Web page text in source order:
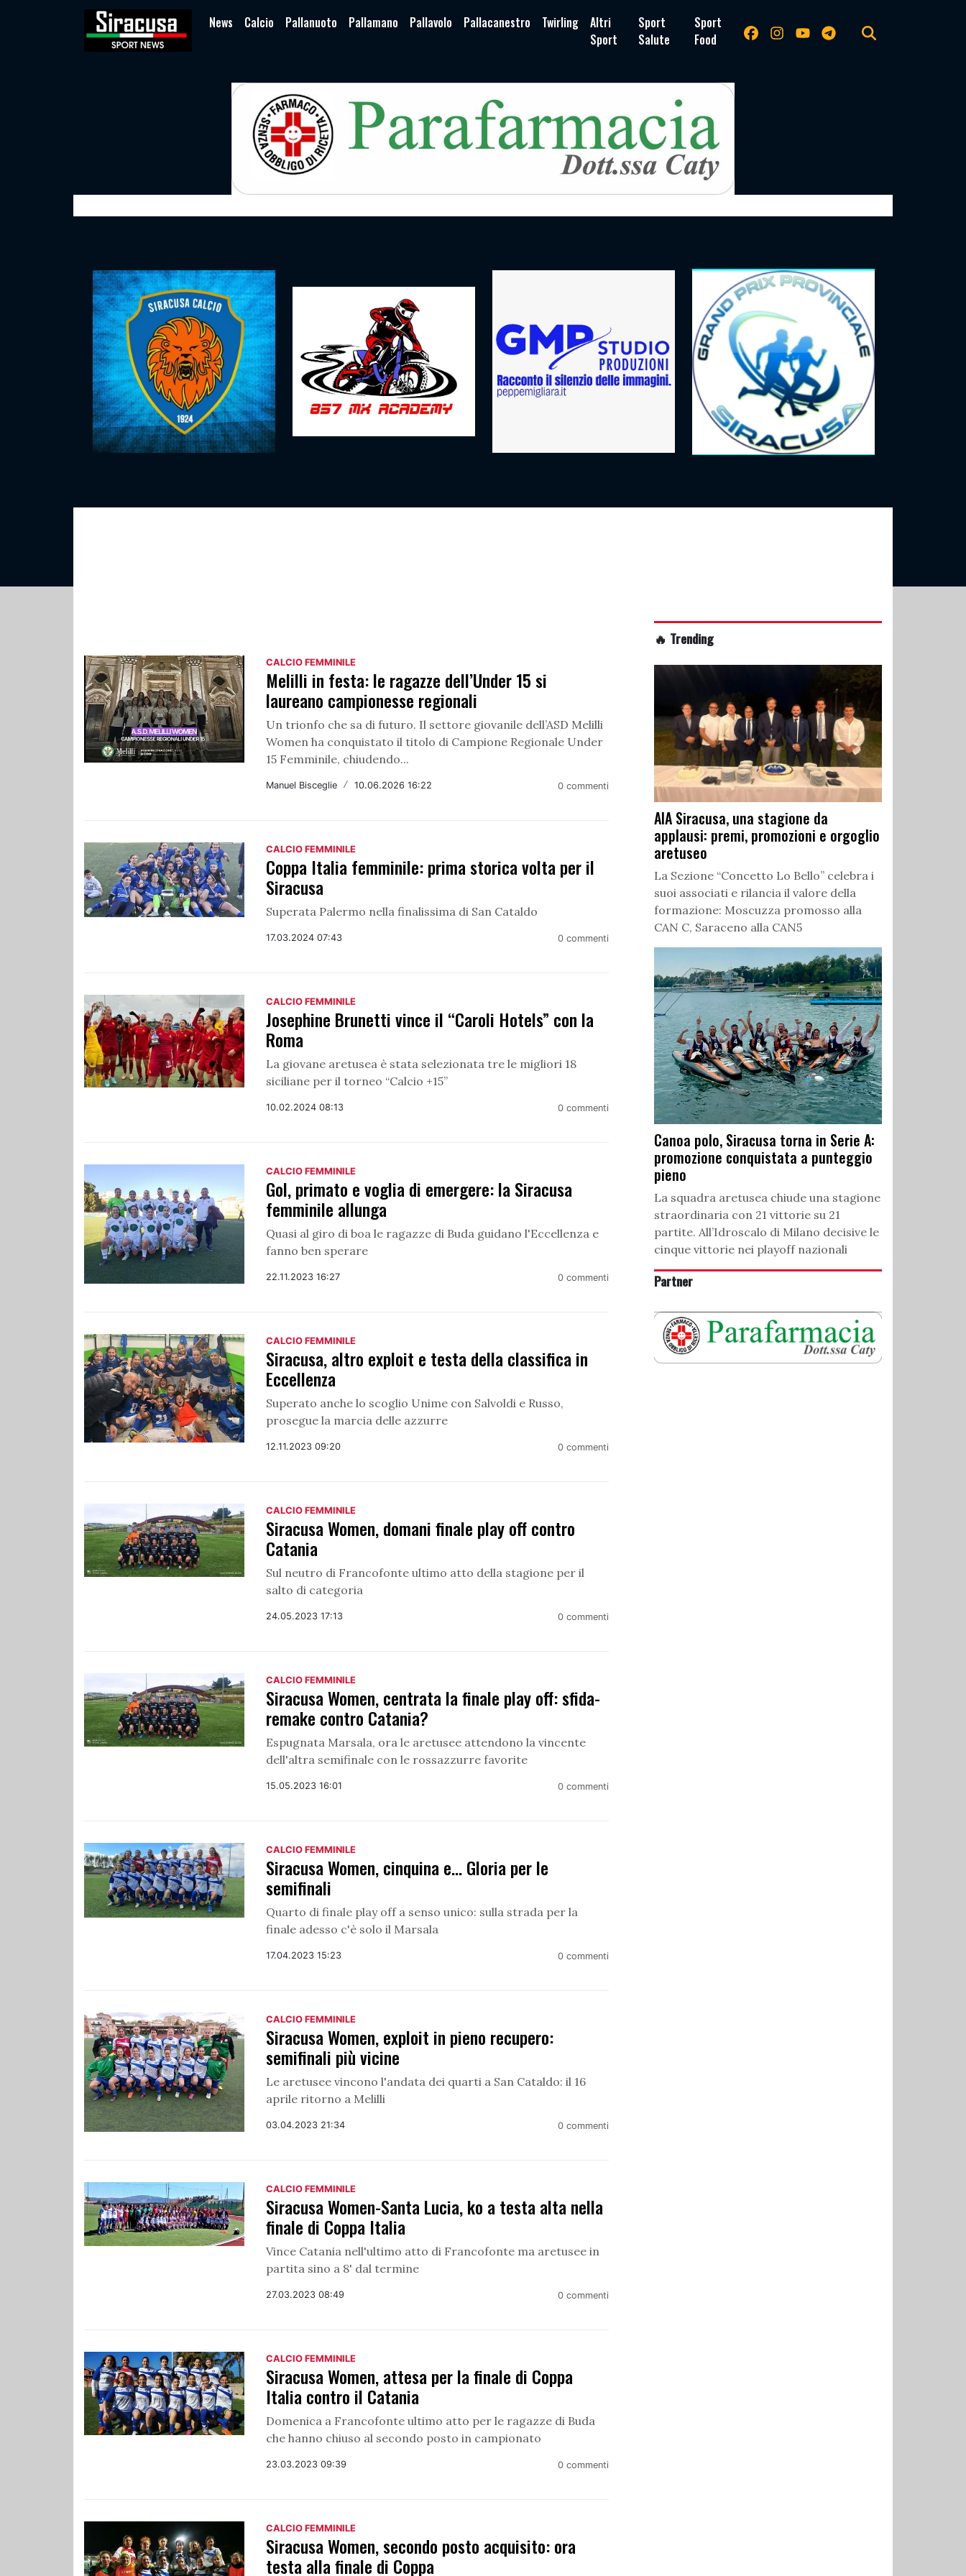
News Calcio Pallanuoto Pallamano Pallavolo Pallacanestro Twirling
Altri
Sport
Sport
Salute
Sport
Food
CALCIO FEMMINILE
Melilli in festa: le ragazze dell’Under 15 si
laureano campionesse regionali
Un trionfo che sa di futuro. Il settore giovanile dell’ASD Melilli
Women ha conquistato il titolo di Campione Regionale Under
15 Femminile, chiudendo...
Manuel Bisceglie / 10.06.2026 16:22 0 commenti
CALCIO FEMMINILE
Coppa Italia femminile: prima storica volta per il
Siracusa
Superata Palermo nella finalissima di San Cataldo
17.03.2024 07:43 0 commenti
CALCIO FEMMINILE
Josephine Brunetti vince il “Caroli Hotels” con la
Roma
La giovane aretusea è stata selezionata tre le migliori 18
siciliane per il torneo “Calcio +15”
10.02.2024 08:13 0 commenti
CALCIO FEMMINILE
Gol, primato e voglia di emergere: la Siracusa
femminile allunga
Quasi al giro di boa le ragazze di Buda guidano l'Eccellenza e
fanno ben sperare
22.11.2023 16:27 0 commenti
CALCIO FEMMINILE
Siracusa, altro exploit e testa della classifica in
Eccellenza
Superato anche lo scoglio Unime con Salvoldi e Russo,
prosegue la marcia delle azzurre
12.11.2023 09:20 0 commenti
CALCIO FEMMINILE
Siracusa Women, domani finale play off contro
Catania
Sul neutro di Francofonte ultimo atto della stagione per il
salto di categoria
24.05.2023 17:13 0 commenti
CALCIO FEMMINILE
Siracusa Women, centrata la finale play off: sfida-
remake contro Catania?
Espugnata Marsala, ora le aretusee attendono la vincente
dell'altra semifinale con le rossazzurre favorite
15.05.2023 16:01 0 commenti
CALCIO FEMMINILE
Siracusa Women, cinquina e... Gloria per le
semifinali
Quarto di finale play off a senso unico: sulla strada per la
finale adesso c'è solo il Marsala
17.04.2023 15:23 0 commenti
CALCIO FEMMINILE
Siracusa Women, exploit in pieno recupero:
semifinali più vicine
Le aretusee vincono l'andata dei quarti a San Cataldo: il 16
aprile ritorno a Melilli
03.04.2023 21:34 0 commenti
CALCIO FEMMINILE
Siracusa Women-Santa Lucia, ko a testa alta nella
finale di Coppa Italia
Vince Catania nell'ultimo atto di Francofonte ma aretusee in
partita sino a 8' dal termine
27.03.2023 08:49 0 commenti
CALCIO FEMMINILE
Siracusa Women, attesa per la finale di Coppa
Italia contro il Catania
Domenica a Francofonte ultimo atto per le ragazze di Buda
che hanno chiuso al secondo posto in campionato
23.03.2023 09:39 0 commenti
CALCIO FEMMINILE
Siracusa Women, secondo posto acquisito: ora
testa alla finale di Coppa
🔥 Trending
AIA Siracusa, una stagione da
applausi: premi, promozioni e orgoglio
aretuseo
La Sezione “Concetto Lo Bello” celebra i
suoi associati e rilancia il valore della
formazione: Moscuzza promosso alla
CAN C, Saraceno alla CAN5
Canoa polo, Siracusa torna in Serie A:
promozione conquistata a punteggio
pieno
La squadra aretusea chiude una stagione
straordinaria con 21 vittorie su 21
partite. All’Idroscalo di Milano decisive le
cinque vittorie nei playoff nazionali
Partner